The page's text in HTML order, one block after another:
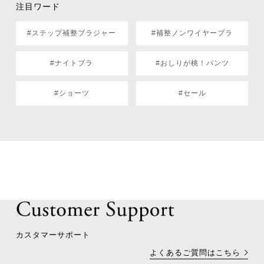
注目ワード
#ステップ補整ブラジャー #補整ノンワイヤーブラ
#ナイトブラ #おしりが桃！パンツ
#ショーツ #セール
カスタマーサポート
よくあるご質問はこちら